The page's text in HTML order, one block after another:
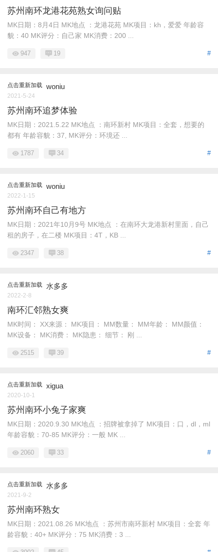
苏州南环龙港花苑熟女询问贴
MK日期：8月4日 MK地点 ：龙港花苑 MK项目：kh，爱爱 年龄容
貌：40 MK评分：自己家 MK消费：200 ...
#
947 19
点击重新加载 woniu
2021-5-24
苏州南环追梦体验
MK日期：2021.5.22 MK地点 ：南环新村 MK项目：全套，想要的
都有 年龄容貌：37, MK评分：环境还 ...
#
1787 34
点击重新加载 woniu
2022-1-15
苏州南环自己有地方
MK日期：2021年10月9号 MK地点 ：在南环大龙港新村里面，自己
租的房子，在二楼 MK项目：4T，KB ...
#
2347 38
点击重新加载 水多多
2022-2-8
南环汇邻熟女爽
MK时间： XX来源： MK项目： MM数量： MM年龄： MM颜值：
MK设备： MK消费： MK隐患： 细节： 刚 ...
#
2515 39
点击重新加载 xigua
2020-10-1
苏州南环小兔子家爽
MK日期：2020.9.30 MK地点 ：招牌被拿掉了 MK项目：口，dl，ml
年龄容貌：70-85 MK评分：一般 MK ...
#
2060 33
点击重新加载 水多多
2021-9-2
苏州南环熟女
MK日期：2021.08.26 MK地点 ：苏州市南环新村 MK项目：全套 年
龄容貌：40+ MK评分：75 MK消费：3 ...